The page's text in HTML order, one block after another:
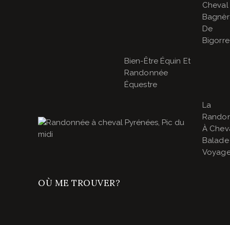
Cheval
De
Bigorre
Bien-Être Équin Et
Randonnée
Équestre
La
À
OÙ ME TROUVER?